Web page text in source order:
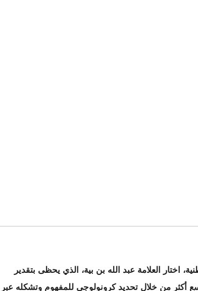
اختار العلامة عبد الله بن بية، الذي يحظى بتقدير
أكثر من خلال تحديد كرونولوجي للمفهوم وتشكله عبر